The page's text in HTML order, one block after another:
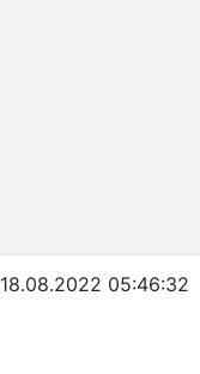
18.08.2022 05:46:32